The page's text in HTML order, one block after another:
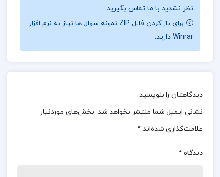
همان شش سغری کتابخانه بریتانیا، اثر “مکنزی” است.
در ابتدای کتاب، مطالبی درباره زبان و ادبیات سغری به
چاپ رسیده و سپس متن اصلی به صورت لفظ به لفظ
مخاطبان فرصت می‌دهد تا با عمق بیشتری به مفاهیم
فلسفی و ادبیات بودایی آن دوره بپردازند. برای کسب
اطلاعات بیشتر و ادامه مطلب به وب سایت ما مراجعه
نظر نشدید با ما تماس بگیرید.
برای باز کردن فایل ZIP نمونه سوال ها نیاز به نرم افزار
Winrar دارید.
دیدگاهتان را بنویسید
نشانی ایمیل شما منتشر نخواهد شد. بخش‌های موردنیاز
علامت‌گذاری شده‌اند *
دیدگاه *